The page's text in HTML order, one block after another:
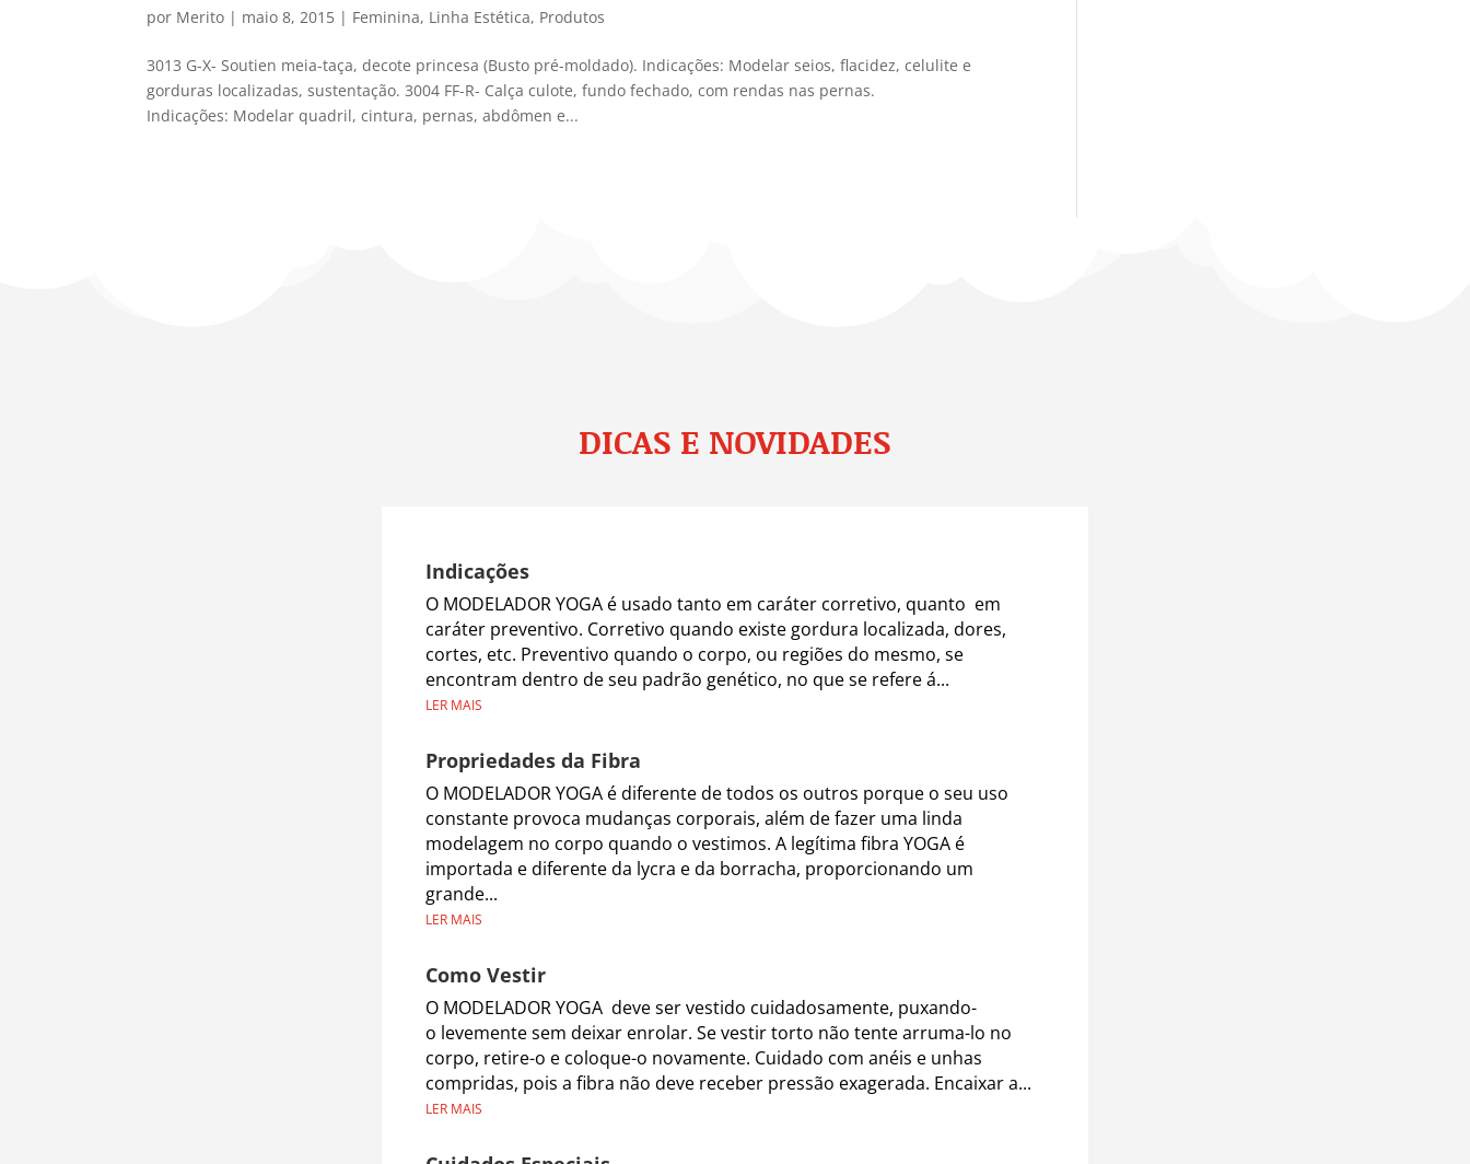
por Merito | maio 8, 2015 | Feminina, Linha Estética, Produtos
3013 G-X- Soutien meia-taça, decote princesa (Busto pré-moldado). Indicações: Modelar seios, flacidez, celulite e
gorduras localizadas, sustentação. 3004 FF-R- Calça culote, fundo fechado, com rendas nas pernas.
Indicações: Modelar quadril, cintura, pernas, abdômen e...
DICAS E NOVIDADES
Indicações
O MODELADOR YOGA é usado tanto em caráter corretivo, quanto em
caráter preventivo. Corretivo quando existe gordura localizada, dores,
cortes, etc. Preventivo quando o corpo, ou regiões do mesmo, se
encontram dentro de seu padrão genético, no que se refere á...
LER MAIS
Propriedades da Fibra
O MODELADOR YOGA é diferente de todos os outros porque o seu uso
constante provoca mudanças corporais, além de fazer uma linda
modelagem no corpo quando o vestimos. A legítima fibra YOGA é
importada e diferente da lycra e da borracha, proporcionando um
grande...
LER MAIS
Como Vestir
O MODELADOR YOGA deve ser vestido cuidadosamente, puxando-
o levemente sem deixar enrolar. Se vestir torto não tente arruma-lo no
corpo, retire-o e coloque-o novamente. Cuidado com anéis e unhas
compridas, pois a fibra não deve receber pressão exagerada. Encaixar a...
LER MAIS